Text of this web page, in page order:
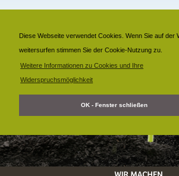
Diese Webseite verwendet Cookies. Wenn Sie auf der
weitersurfen stimmen Sie der Cookie-Nutzung zu.
Weitere Informationen zu Cookies und Ihre
Widerspruchsmöglichkeit
OK - Fenster schließen